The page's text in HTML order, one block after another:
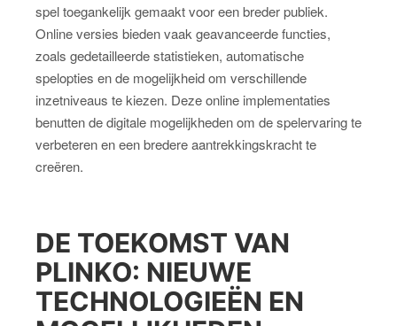
spel toegankelijk gemaakt voor een breder publiek.
Online versies bieden vaak geavanceerde functies,
zoals gedetailleerde statistieken, automatische
spelopties en de mogelijkheid om verschillende
inzetniveaus te kiezen. Deze online implementaties
benutten de digitale mogelijkheden om de spelervaring te
verbeteren en een bredere aantrekkingskracht te
creëren.
DE TOEKOMST VAN
PLINKO: NIEUWE
TECHNOLOGIEËN EN